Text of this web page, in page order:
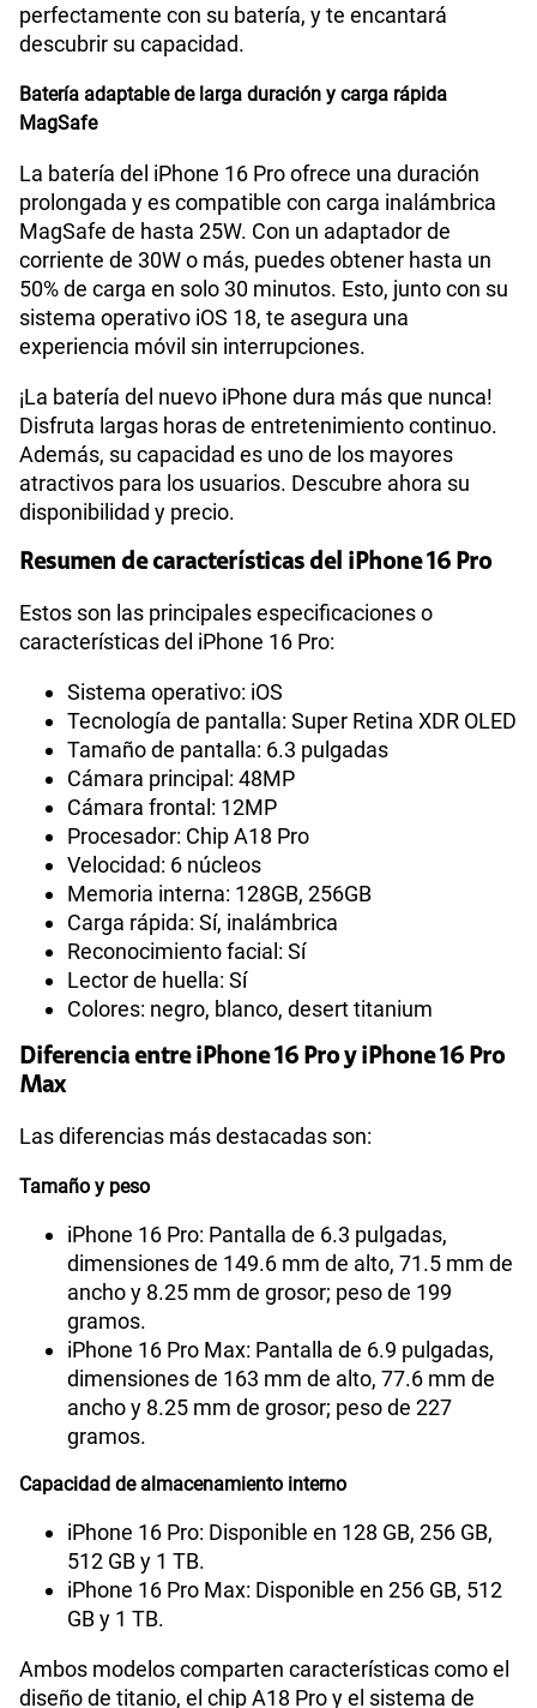
perfectamente con su batería, y te encantará
descubrir su capacidad.
Batería adaptable de larga duración y carga rápida
MagSafe
La batería del iPhone 16 Pro ofrece una duración
prolongada y es compatible con carga inalámbrica
MagSafe de hasta 25W. Con un adaptador de
corriente de 30W o más, puedes obtener hasta un
50% de carga en solo 30 minutos. Esto, junto con su
sistema operativo iOS 18, te asegura una
experiencia móvil sin interrupciones.
¡La batería del nuevo iPhone dura más que nunca!
Disfruta largas horas de entretenimiento continuo.
Además, su capacidad es uno de los mayores
atractivos para los usuarios. Descubre ahora su
disponibilidad y precio.
Resumen de características del iPhone 16 Pro
Estos son las principales especificaciones o
características del iPhone 16 Pro:
Sistema operativo: iOS
Tecnología de pantalla: Super Retina XDR OLED
Tamaño de pantalla: 6.3 pulgadas
Cámara principal: 48MP
Cámara frontal: 12MP
Procesador: Chip A18 Pro
Velocidad: 6 núcleos
Memoria interna: 128GB, 256GB
Carga rápida: Sí, inalámbrica
Reconocimiento facial: Sí
Lector de huella: Sí
Colores: negro, blanco, desert titanium
Diferencia entre iPhone 16 Pro y iPhone 16 Pro
Max
Las diferencias más destacadas son:
Tamaño y peso
iPhone 16 Pro: Pantalla de 6.3 pulgadas,
dimensiones de 149.6 mm de alto, 71.5 mm de
ancho y 8.25 mm de grosor; peso de 199
gramos.
iPhone 16 Pro Max: Pantalla de 6.9 pulgadas,
dimensiones de 163 mm de alto, 77.6 mm de
ancho y 8.25 mm de grosor; peso de 227
gramos.
Capacidad de almacenamiento interno
iPhone 16 Pro: Disponible en 128 GB, 256 GB,
512 GB y 1 TB.
iPhone 16 Pro Max: Disponible en 256 GB, 512
GB y 1 TB.
Ambos modelos comparten características como el
diseño de titanio, el chip A18 Pro y el sistema de